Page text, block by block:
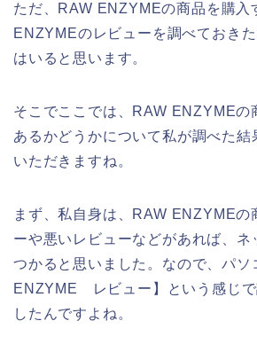
ただ、RAW ENZYMEの商品を購入
ENZYMEのレビューを調べておき
はいると思います。
そこでここでは、RAW ENZYMEの
あるかどうかについて私が調べた結
いただきますね。
まず、私自身は、RAW ENZYMEの
ーや悪いレビューなどがあれば、ネ
つかると思いました。なので、パソ
ENZYME レビュー】という感じで
したんですよね。